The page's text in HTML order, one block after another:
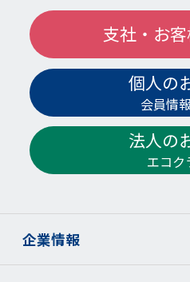
支社・お
個人の
会員情
法人の
エコク
企業情報